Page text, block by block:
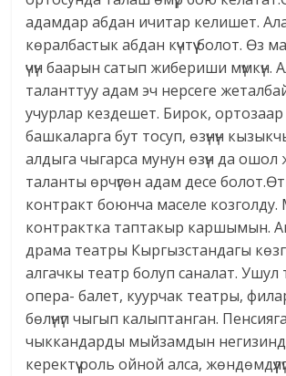
адамдар абдан ичитар келишет.
көралбастык абдан күчтүү болот. Өз
үчүн баарын сатып жибериши мүмкүн.
таланттуу адам эч нерсеге
учурлар кездешет. Бирок,
башкаларга бут тосуп, өзүнүн
алдыга чыгарса мунун өзүн да ошол
таланты өрчүгөн адам десе
контракт боюнча маселе козголду.
контрактка таптакыр каршымын.
драма театры Кыргызстандагы
алгачкы театр болуп саналат. Ушул
опера- балет, куурчак театры,
бөлүнүп чыгып калыптанган. Пенсияга
чыккандарды мыйзамдын
керектүү роль ойной алса,